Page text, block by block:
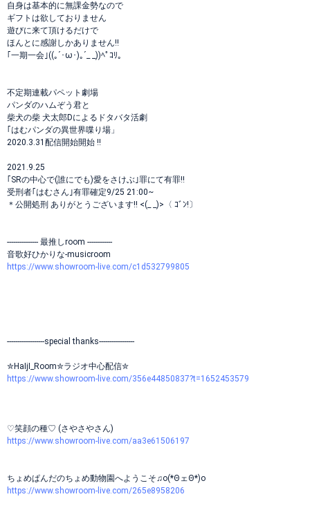
自身は基本的に無課金勢なので
ギフトは欲しておりません
遊びに来て頂けるだけで
ほんとに感謝しかありません!!
｢一期一会｣((｡´･ω･)｡´_ _))ﾍﾟｺﾘ。
不定期連載パペット劇場
パンダのハムぞう君と
柴犬の柴 犬太郎Dによるドタバタ活劇
｢はむパンダの異世界喋り場」
2020.3.31配信開始開始 !!
2021.9.25
｢SRの中心で(誰にでも)愛をさけぶ｣罪にて有罪!!
受刑者｢はむさん｣有罪確定9/25 21:00~
＊公開処刑 ありがとうございます!! <(_ _)>〈 ｺﾞﾝ!〕
--------------- 最推しroom ------------
音歌好ひかりな-musicroom
https://www.showroom-live.com/c1d532799805
------------------special thanks-----------------
✮HaIjI_Room✮ラジオ中心配信✮
https://www.showroom-live.com/356e44850837?t=1652453579
♡笑顔の種♡ (さやさやさん)
https://www.showroom-live.com/aa3e61506197
ちょめぱんだのちょめ動物園へようこそ♫o(*ΘェΘ*)o
https://www.showroom-live.com/265e8958206